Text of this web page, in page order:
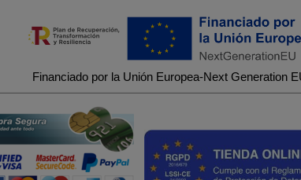
Financiado por la Unión Europea-Next Generation